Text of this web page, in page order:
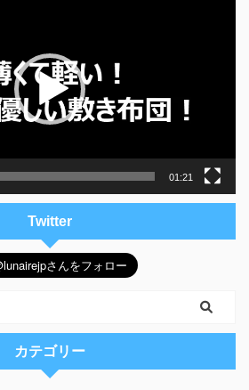
01:21
Twitter
カテゴリー